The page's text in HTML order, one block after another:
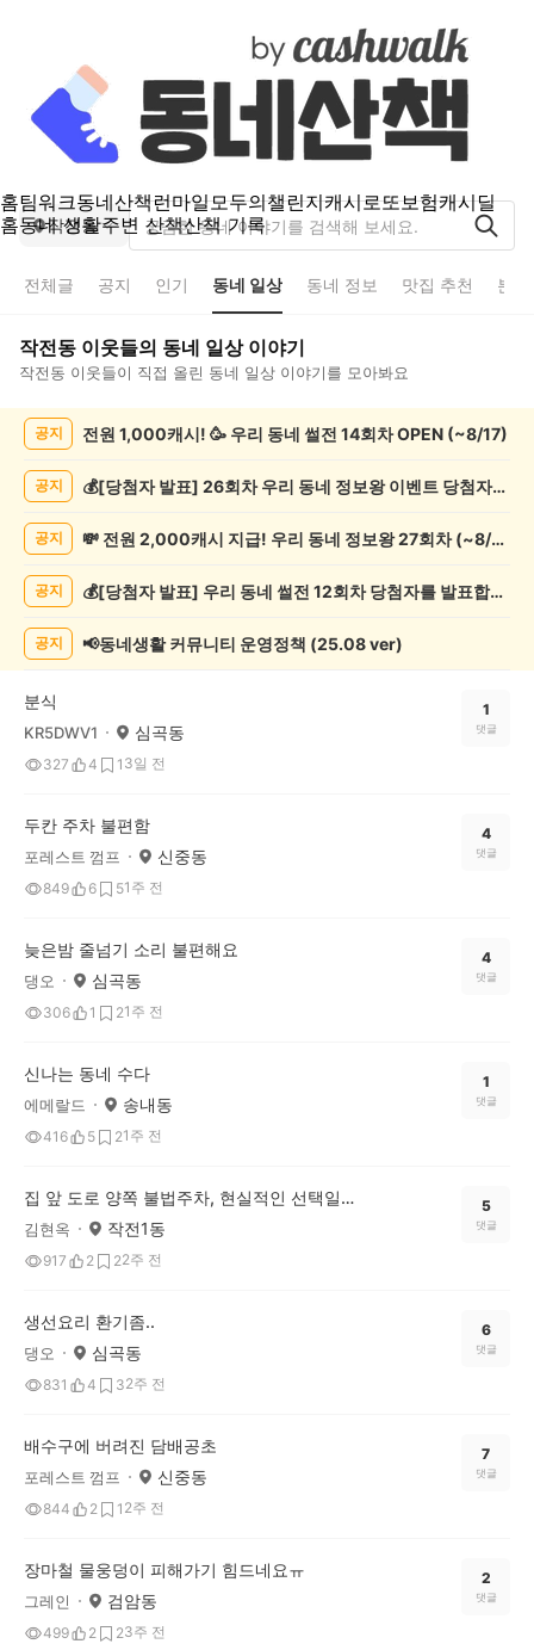
홈팀워크동네산책런마일모두의챌린지캐시로또보험캐시딜
홈동네 생활주변 산책산책 기록
작전동
전체글 공지 인기 동네 일상 동네 정보 맛집 추천 분
작전동 이웃들의 동네 일상이야기
작전동 이웃들이 직접 올린 동네 일상 이야기를 모아봐요
록
공지 전원 1,000캐시! 🥳 우리 동네 썰전 14회차 OPEN (~8/17)
공지 💰[당첨자 발표] 26회차 우리 동네 정보왕 이벤트 당첨자를 발표합니다!
공지 💸 전원 2,000캐시 지급! 우리 동네 정보왕 27회차 (~8/10)
공지 💰[당첨자 발표] 우리 동네 썰전 12회차 당첨자를 발표합니다!
공지 📢동네생활 커뮤니티 운영정책 (25.08 ver)
분식
KR5DWV1 심곡동
327 4 1 3일 전
1
댓글
두칸 주차 불편함
포레스트 껌프 신중동
849 6 51주 전
4
댓글
늦은밤 줄넘기 소리 불편해요
댕오 심곡동
306 1 21주 전
4
댓글
신나는 동네 수다
에메랄드 송내동
416 5 21주 전
1
댓글
집 앞 도로 양쪽 불법주차, 현실적인 선택일까요? 여러분 생각은 어떠신가요?
김현옥 작전1동
917 2 22주 전
5
댓글
생선요리 환기좀..
댕오 심곡동
831 4 32주 전
6
댓글
배수구에 버려진 담배공초
포레스트 껌프 신중동
844 2 1 2주 전
7
댓글
장마철 물웅덩이 피해가기 힘드네요ㅠ
그레인 검암동
499 2 23주 전
2
댓글